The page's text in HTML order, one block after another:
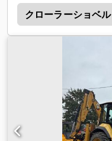
クローラーショベル